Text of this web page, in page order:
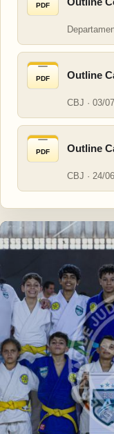
PDF
PDF Outline
CBJ · 03/
PDF Outline
CBJ · 24/